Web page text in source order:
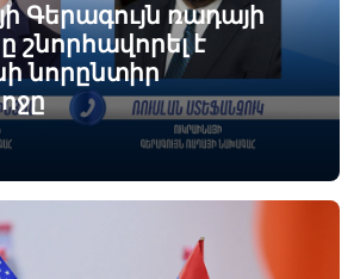
Գերագույն ռադայի
է
նորընտիր